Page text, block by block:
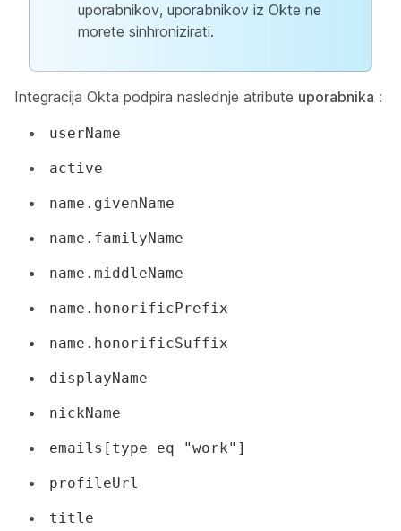
uporabnikov, uporabnikov iz Okte ne
morete sinhronizirati.
Integracija Okta podpira naslednje atribute uporabnika :
userName
active
name.givenName
name.familyName
name.middleName
name.honorificPrefix
name.honorificSuffix
displayName
nickName
emails[type eq "work"]
profileUrl
title